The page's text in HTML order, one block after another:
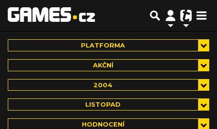
PLATFORMA
AKČNÍ
2004
LISTOPAD
HODNOCENÍ